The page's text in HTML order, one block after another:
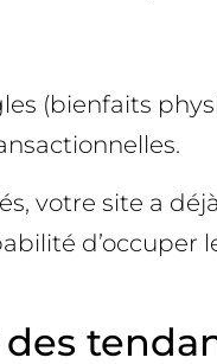
(bienfaits
votre site a
d’occuper